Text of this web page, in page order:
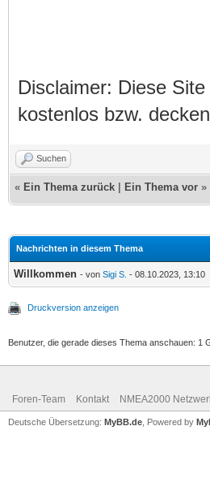
Disclaimer: Diese
kostenlos bzw.
Suchen
« Ein Thema zurück Ein Thema vor »
Nachrichten in diesem Thema
Willkommen - von Sigi S. - 08.10.2023, 13:10
Druckversion anzeigen
Benutzer, die gerade dieses Thema anschauen: 1
Foren-Team Kontakt NMEA2000
Deutsche Übersetzung: MyBB.de , Powered by